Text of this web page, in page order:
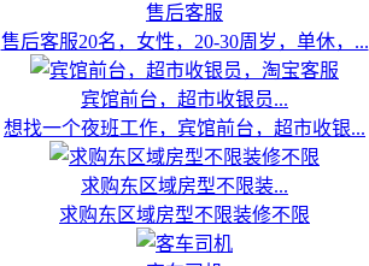
售后客服
售后客服20名，女性，20-30周岁，单休，...
宾馆前台，超市收银员...
想找一个夜班工作，宾馆前台，超市收银...
求购东区域房型不限装...
求购东区域房型不限装修不限